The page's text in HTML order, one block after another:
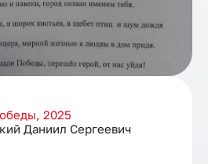
2025
Даниил Сергеевич